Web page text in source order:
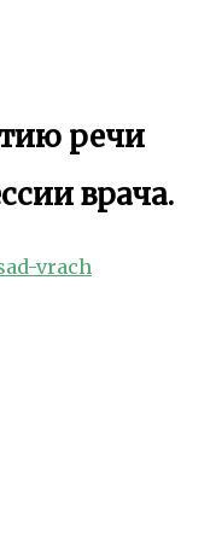
речи
врача.